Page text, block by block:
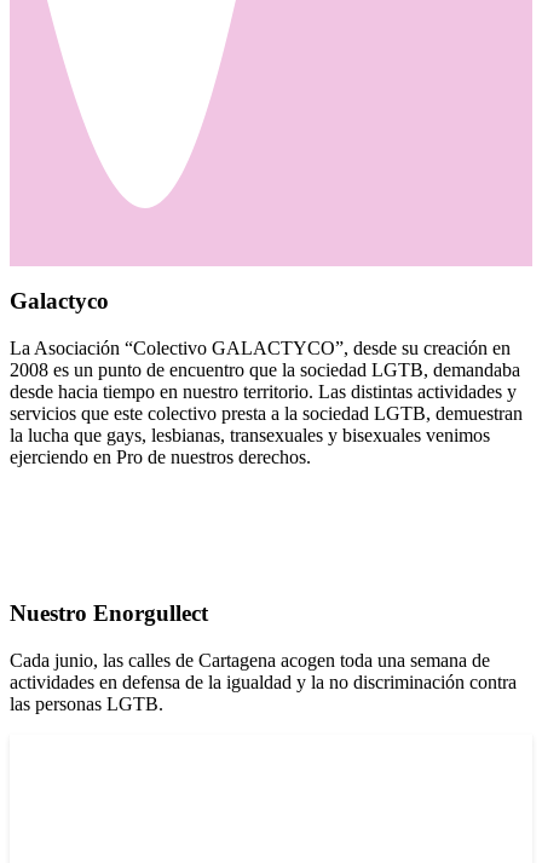
Galactyco
La Asociación “Colectivo GALACTYCO”, desde su creación en
2008 es un punto de encuentro que la sociedad LGTB, demandaba
desde hacia tiempo en nuestro territorio. Las distintas actividades y
servicios que este colectivo presta a la sociedad LGTB, demuestran
la lucha que gays, lesbianas, transexuales y bisexuales venimos
ejerciendo en Pro de nuestros derechos.
Nuestro Enorgullect
Cada junio, las calles de Cartagena acogen toda una semana de
actividades en defensa de la igualdad y la no discriminación contra
las personas LGTB.